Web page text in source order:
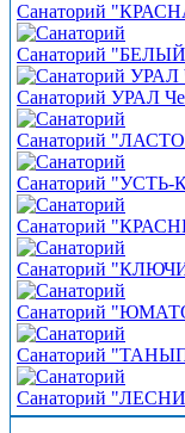
Санаторий
Санаторий "БЕЛЫЙ
Санаторий УРАЛ
Санаторий
Санаторий "УСТЬ-
Санаторий
Санаторий
Санаторий
Санаторий
Санаторий